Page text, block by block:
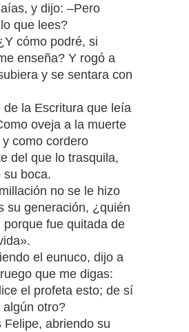
y dijo: –Pero
que lees?
cómo podré, si
enseña? Y rogó a
y se sentara con
de la Escritura que leía
oveja a la muerte
como cordero
del que lo trasquila,
su boca.
no se le hizo
su generación, ¿quién
porque fue quitada de
el eunuco, dijo a
que me digas:
el profeta esto; de sí
algún otro?
Felipe, abriendo su